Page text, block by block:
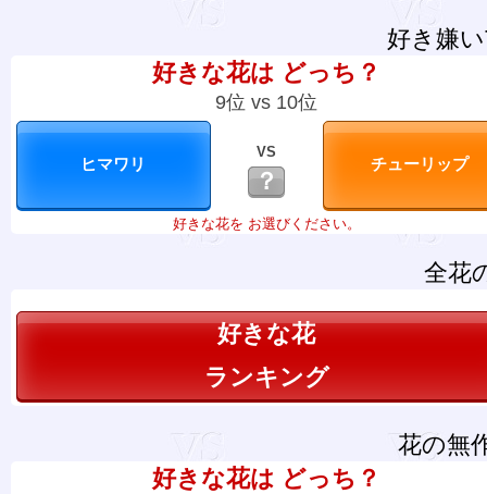
好き嫌
好きな花は どっち？
9位 vs 10位
VS
？
好きな花を お選びください。
全花
好きな花
ランキング
花の無
好きな花は どっち？